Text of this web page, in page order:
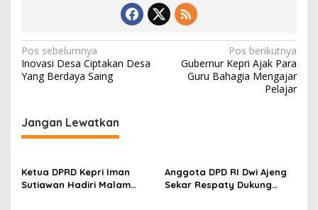
N
a
i
g
s
i
Pos sebelumnya
Inovasi Desa Ciptakan Desa
Yang Berdaya Saing
Pos berikutnya
Gubernur Kepri Ajak Para
Guru Bahagia Mengajar
Pelajar
Jangan Lewatkan
Ketua DPRD Kepri Iman
Sutiawan Hadiri Malam
Anggota DPD RI Dwi Ajeng
Sekar Respaty Dukung